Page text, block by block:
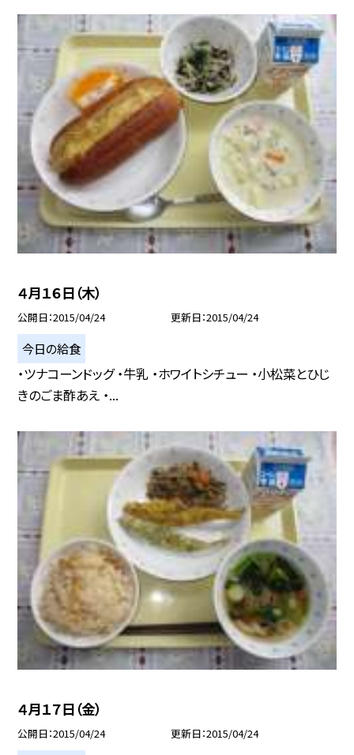
４月１６日（木）
公開日 2015/04/24 更新日 2015/04/24
今日の給食
・ツナコーンドッグ ・牛乳 ・ホワイトシチュー ・小松菜とひじ
きのごま酢あえ ・...
４月１７日（金）
公開日 2015/04/24 更新日 2015/04/24